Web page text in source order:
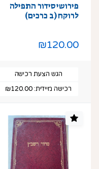
פירושי סידור התפילה
לרוקח (ב כרכים)
₪120.00
הגש הצעת רכישה
רכישה מיידית:₪120.00